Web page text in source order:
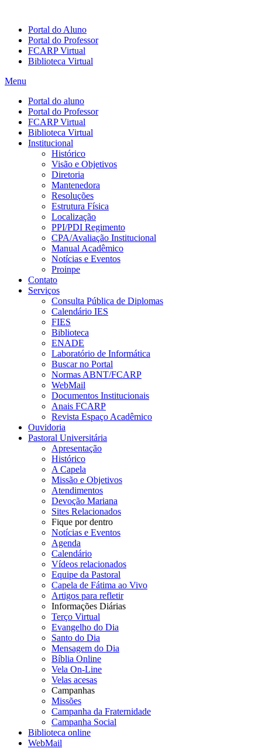
Portal do Aluno
Portal do Professor
FCARP Virtual
Biblioteca Virtual
Menu
Portal do aluno
Portal do Professor
FCARP Virtual
Biblioteca Virtual
Institucional
Histórico
Visão e Objetivos
Diretoria
Mantenedora
Resoluções
Estrutura Física
Localização
PPI/PDI Regimento
CPA/Avaliação Institucional
Manual Acadêmico
Notícias e Eventos
Proinpe
Contato
Serviços
Consulta Pública de Diplomas
Calendário IES
FIES
Biblioteca
ENADE
Laboratório de Informática
Buscar no Portal
Normas ABNT/FCARP
WebMail
Documentos Institucionais
Anais FCARP
Revista Espaço Acadêmico
Ouvidoria
Pastoral Universitária
Apresentação
Histórico
A Capela
Missão e Objetivos
Atendimentos
Devoção Mariana
Sites Relacionados
Fique por dentro
Notícias e Eventos
Agenda
Calendário
Vídeos relacionados
Equipe da Pastoral
Capela de Fátima ao Vivo
Artigos para refletir
Informações Diárias
Terço Virtual
Evangelho do Dia
Santo do Dia
Mensagem do Dia
Bíblia Online
Vela On-Line
Velas acesas
Campanhas
Missões
Campanha da Fraternidade
Campanha Social
Biblioteca online
WebMail